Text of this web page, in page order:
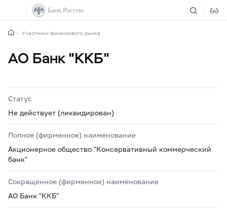
Участники финансового рынка
АО Банк "ККБ"
Статус
Не действует (ликвидирован)
Полное (фирменное) наименование
Акционерное общество "Консервативный коммерческий
банк"
Сокращенное (фирменное) наименование
АО Банк "ККБ"